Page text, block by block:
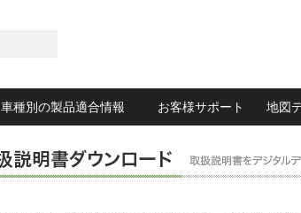
車種別の製品適合情報 お客様サポート 地図